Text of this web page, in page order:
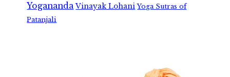
Yogananda Vinayak Lohani Yoga Sutras of
Patanjali